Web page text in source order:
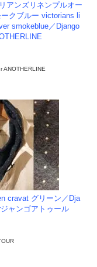
アンズリネンプルオー
クブルー victorians li
smokeblue／Django
ANOTHERLINE
cravat グリーン／Dja
ャンゴアトゥール